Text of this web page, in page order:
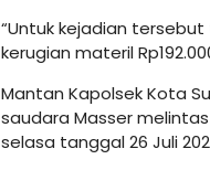
“Untuk kejadian
kerugian materil
Mantan Kapolsek Kota
saudara Masser
selasa tanggal 26 Juli